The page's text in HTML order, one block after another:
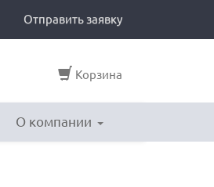
Отправить заявку
Корзина
О компании